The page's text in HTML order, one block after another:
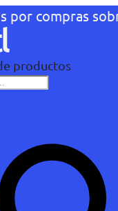
por compras
productos